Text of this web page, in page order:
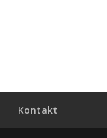
Kontakt